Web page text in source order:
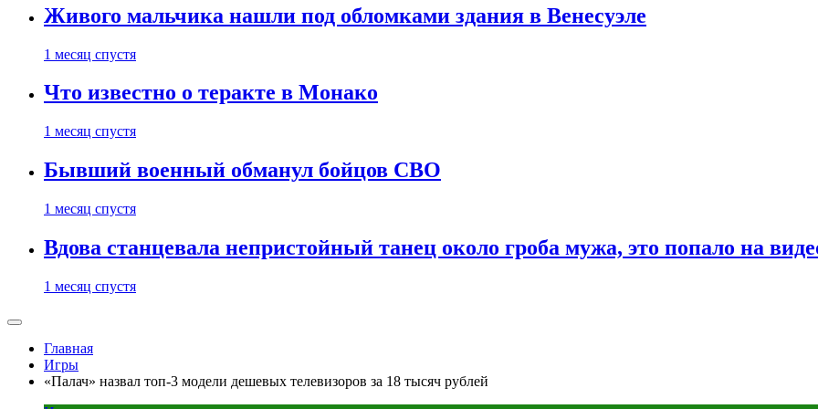
Живого мальчика нашли под обломками здания в Венесуэле
1 месяц спустя
Что известно о теракте в Монако
1 месяц спустя
Бывший военный обманул бойцов СВО
1 месяц спустя
Вдова станцевала непристойный танец около гроба мужа, это попало на
1 месяц спустя
Главная
Игры
«Палач» назвал топ-3 модели дешевых телевизоров за 18 тысяч рублей